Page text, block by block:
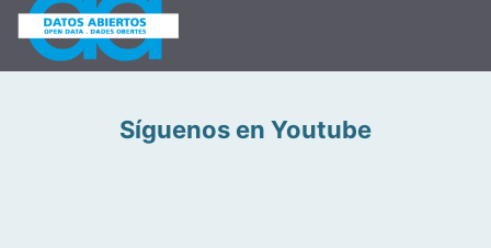
Síguenos en Youtube